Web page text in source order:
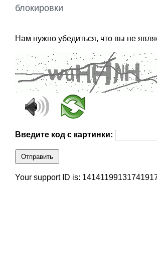
блокировки
Нам нужно убедиться, что вы не
Введите код с картинки:
Отправить
Your support ID is: